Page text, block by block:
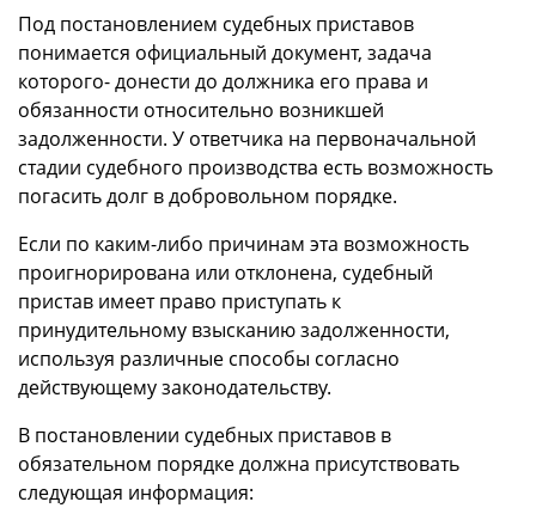
Под постановлением судебных приставов
понимается официальный документ, задача
которого- донести до должника его права и
обязанности относительно возникшей
задолженности. У ответчика на первоначальной
стадии судебного производства есть возможность
погасить долг в добровольном порядке.
Если по каким-либо причинам эта возможность
проигнорирована или отклонена, судебный
пристав имеет право приступать к
принудительному взысканию задолженности,
используя различные способы согласно
действующему законодательству.
В постановлении судебных приставов в
обязательном порядке должна присутствовать
следующая информация: